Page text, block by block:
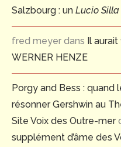
Salzbourg : un Lucio Silla
fred meyer dans Il aurait
WERNER HENZE
Porgy and Bess : quand
résonner Gershwin au
Site Voix des Outre-mer
supplément d’âme des